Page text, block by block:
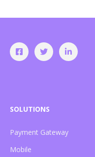
SOLUTIONS
Payment Gateway
Mobile